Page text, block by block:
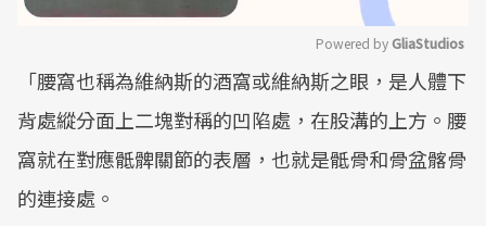
Mute
Powered by GliaStudios
「腰窩也稱為維納斯的酒窩或維納斯之眼，是人體下
背處縱分面上二塊對稱的凹陷處，在股溝的上方。腰
窩就在對應骶髀關節的表層，也就是骶骨和骨盆髂骨
的連接處。